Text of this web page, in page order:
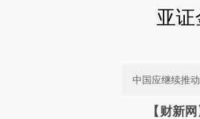
亚
中国应继续推
请务必在
【财新